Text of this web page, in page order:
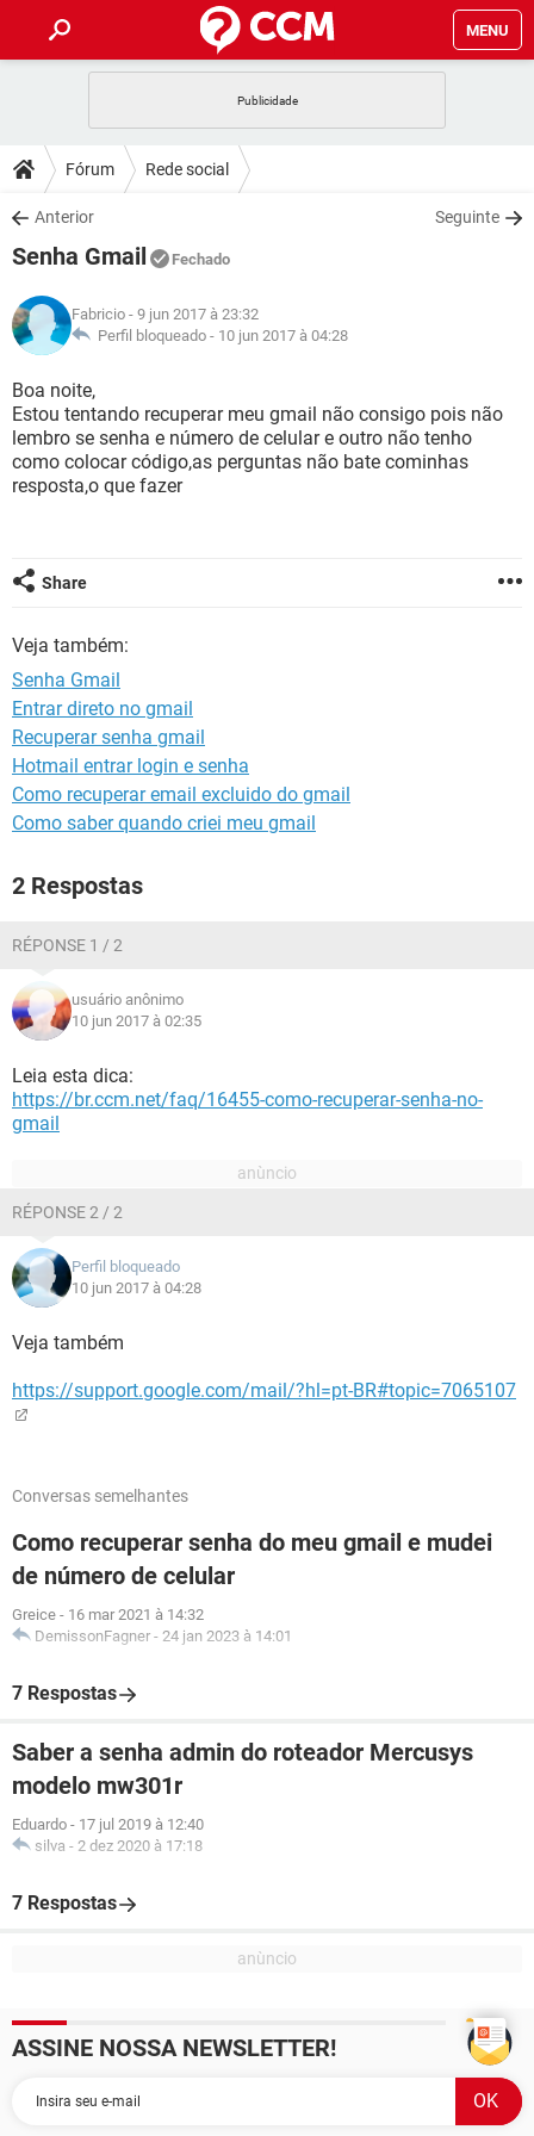
MENU
CELULAR
OUTLOOK
INSTAGRAM
GUIA DE COMPRAS
DICAS
JOGOS
INSTAGRAM
GUIA DE COMPRAS
DOWNLOADS
JOGOS
CELULAR
OUTLOOK EXCEL
INSTAGRAM
GUIA DE COMPRAS
JOGOS
CELULAR
OUTLOOK
INSTAGRAM GMAIL
GUIA DE COMPRAS
GLOSSÁRIO
CELULAR FACEBOOK
OUTLOOK EXCEL
INSTAGRAM
Fórum Rede social
Anterior Seguinte
Senha Gmail Fechado
Fabricio - 9 jun 2017 à 23:32
Perfil bloqueado - 10 jun 2017 à 04:28
Boa noite,
Estou tentando recuperar meu gmail não consigo pois não
lembro se senha e número de celular e outro não tenho
como colocar código,as perguntas não bate cominhas
resposta,o que fazer
Share
Veja também:
Senha Gmail
Entrar direto no gmail
Recuperar senha gmail
Hotmail entrar login e senha
Como recuperar email excluido do gmail
Como saber quando criei meu gmail
2 Respostas
RÉPONSE 1 / 2
usuário anônimo
10 jun 2017 à 02:35
Leia esta dica:
https://br.ccm.net/faq/16455-como-recuperar-senha-no-
gmail
RÉPONSE 2 / 2
Perfil bloqueado
10 jun 2017 à 04:28
Veja também
https://support.google.com/mail/?hl=pt-BR#topic=7065107
Conversas semelhantes
Como recuperar senha do meu gmail e mudei
de número de celular
Greice - 16 mar 2021 à 14:32
DemissonFagner - 24 jan 2023 à 14:01
7 Respostas
Saber a senha admin do roteador Mercusys
modelo mw301r
Eduardo - 17 jul 2019 à 12:40
silva - 2 dez 2020 à 17:18
7 Respostas
ASSINE NOSSA NEWSLETTER!